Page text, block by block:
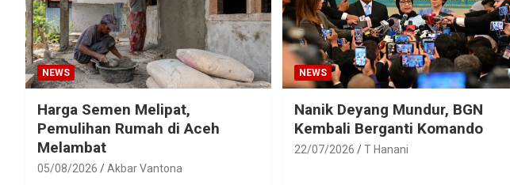
NEWS
Harga Semen Melipat,
Pemulihan Rumah di Aceh
Melambat
05/08/2026 Akbar Vantona
NEWS
Nanik Deyang Mundur, BGN
Kembali Berganti Komando
22/07/2026 T Hanani